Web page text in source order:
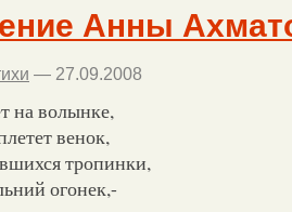
Анны
— 27.09.2008
на волынке,
венок,
тропинки,
огонек,-